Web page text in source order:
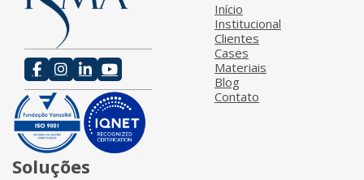
Início
Institucional
Clientes
Cases
Materiais
Blog
Contato
Soluções